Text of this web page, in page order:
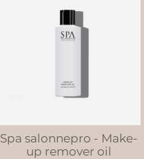
Spa salonnepro - Make-
up remover oil